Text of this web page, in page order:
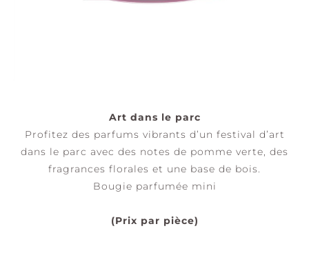
Art dans le parc
Profitez des parfums vibrants d’un festival d’art
dans le parc avec des notes de pomme verte, des
fragrances florales et une base de bois.
Bougie parfumée mini
(Prix par pièce)